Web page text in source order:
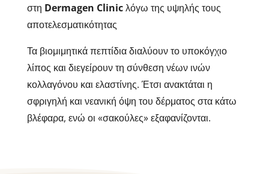
στη Dermagen Clinicλόγω της υψηλής τους
αποτελεσματικότητας
Τα βιομιμητικά πεπτίδια διαλύουν το υποκόγχιο
λίπος και διεγείρουν τη σύνθεση νέων ινών
κολλαγόνου και ελαστίνης. Έτσι ανακτάται η
σφριγηλή και νεανική όψη του δέρματος στα κάτω
βλέφαρα, ενώ οι «σακούλες» εξαφανίζονται.